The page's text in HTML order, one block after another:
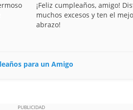
¡Feliz cumpleaños, amigo!
muchos excesos y ten el
abrazo!
para un Amigo